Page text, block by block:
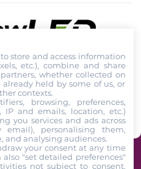
,Youtube etFacebook!
à votre service depuis 2009 -
store and access information
etc.), combine and share
whether collected on
held by some of us, or
contexts.
browsing, preferences,
IP and emails, location, etc.)
you services and ads across
personalising them,
and analysing audiences.
your consent at any time
also "set detailed preferences"
not subject to consent.